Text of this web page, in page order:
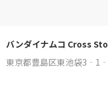
バンダイナムコ Cross
東京都豊島区東池袋